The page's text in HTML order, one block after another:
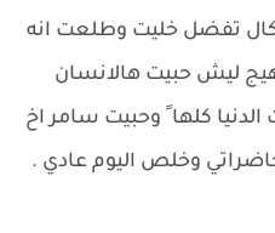
كال تفضل خليت وطلعت انه
ليش حبيت هالانسان
كلها ً وحبيت سامر اخ
وخلص اليوم عادي .